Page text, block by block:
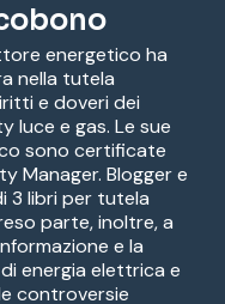
energetico ha
nella tutela
e doveri dei
luce e gas. Le sue
sono certificate
Manager. Blogger e
3 libri per tutela
parte, inoltre, a
e la
energia elettrica e
controversie